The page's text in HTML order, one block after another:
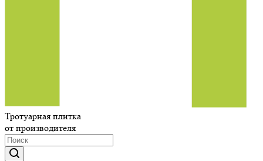
Тротуарная плитка
от производителя